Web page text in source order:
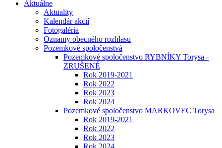
Aktuálne
Aktuality
Kalendár akcií
Fotogaléria
Oznamy obecného rozhlasu
Pozemkové spoločenstvá
Pozemkové spoločenstvo RYBNÍKY Torysa -
ZRUŠENÉ
Rok 2019-2021
Rok 2022
Rok 2023
Rok 2024
Pozemkové spoločenstvo MARKOVEC Torysa
Rok 2019-2021
Rok 2022
Rok 2023
Rok 2024